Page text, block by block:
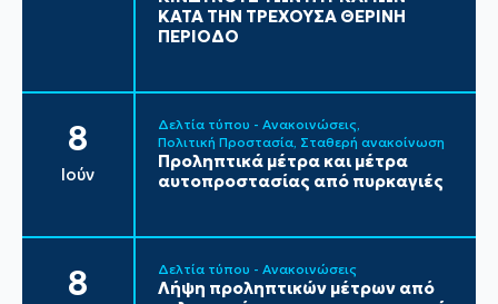
ΚΑΤΑ ΤΗΝ ΤΡΕΧΟΥΣΑ ΘΕΡΙΝΗ
ΠΕΡΙΟΔΟ
8
Ιούν
Δελτία τύπου - Ανακοινώσεις
Πολιτική Προστασία Σταθερή ανακοίνωση
Προληπτικά μέτρα και μέτρα
αυτοπροστασίας από πυρκαγιές
8 Δελτία τύπου - Ανακοινώσεις
Λήψη προληπτικών μέτρων από